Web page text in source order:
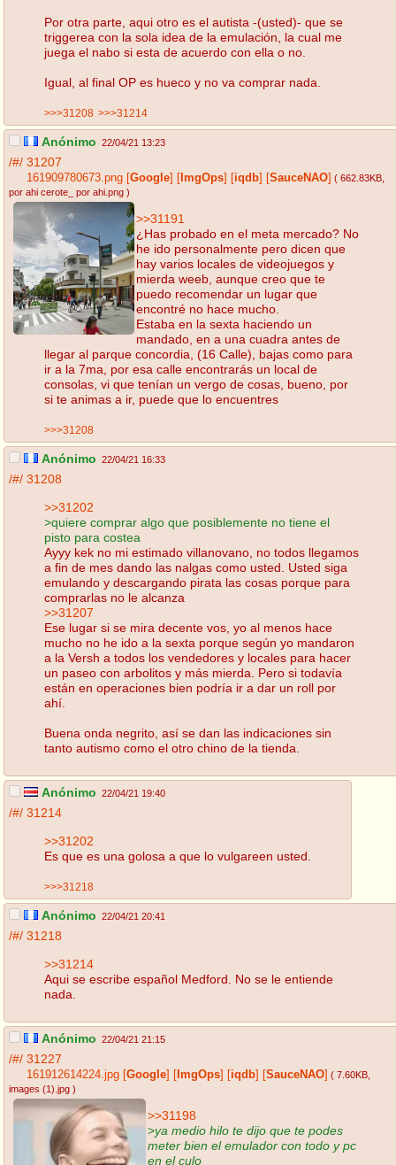
Por otra parte, aqui otro es el autista -(usted)- que se
triggerea con la sola idea de la emulación, la cual me
juega el nabo si esta de acuerdo con ella o no.
Igual, al final OP es hueco y no va comprar nada.
>>>31208 >>>31214
Anónimo 22/04/21 13:23
/#/ 31207
161909780673.png Google ImgOps iqdb SauceNAO ( 662.83KB
por ahi cerote_ por ahi.png )
>>31191
¿Has probado en el meta mercado? No
he ido personalmente pero dicen que
hay varios locales de videojuegos y
mierda weeb, aunque creo que te
puedo recomendar un lugar que
encontré no hace mucho.
Estaba en la sexta haciendo un
mandado, en a una cuadra antes de
llegar al parque concordia, (16 Calle), bajas como para
ir a la 7ma, por esa calle encontrarás un local de
consolas, vi que tenían un vergo de cosas, bueno, por
si te animas a ir, puede que lo encuentres
>>>31208
Anónimo 22/04/21 16:33
/#/ 31208
>>31202
>quiere comprar algo que posiblemente no tiene el
pisto para costea
Ayyy kek no mi estimado villanovano, no todos llegamos
a fin de mes dando las nalgas como usted. Usted siga
emulando y descargando pirata las cosas porque para
comprarlas no le alcanza
>>31207
Ese lugar si se mira decente vos, yo al menos hace
mucho no he ido a la sexta porque según yo mandaron
a la Versh a todos los vendedores y locales para hacer
un paseo con arbolitos y más mierda. Pero si todavía
están en operaciones bien podría ir a dar un roll por
ahí.
Buena onda negrito, así se dan las indicaciones sin
tanto autismo como el otro chino de la tienda.
Anónimo 22/04/21 19:40
/#/ 31214
>>31202
Es que es una golosa a que lo vulgareen usted.
>>>31218
Anónimo 22/04/21 20:41
/#/ 31218
>>31214
Aqui se escribe español Medford. No se le entiende
nada.
Anónimo 22/04/21 21:15
/#/ 31227
161912614224.jpg Google ImgOps iqdb SauceNAO ( 7.60KB
images (1).jpg )
>>31198
>ya medio hilo te dijo que te podes
meter bien el emulador con todo y pc
en el culo